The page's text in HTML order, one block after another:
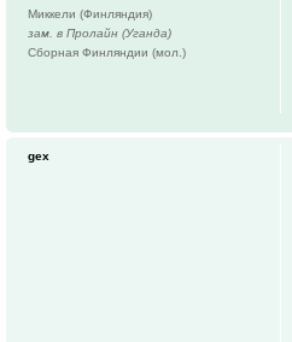
Миккели (Финляндия)
зам. в Пролайн (Уганда)
Сборная Финляндии (мол.)
gex